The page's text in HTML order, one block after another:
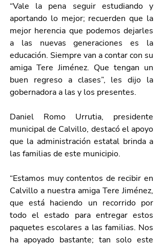
“Vale la pena seguir estudiando y
aportando lo mejor; recuerden que la
mejor herencia que podemos dejarles
a las nuevas generaciones es la
educación. Siempre van a contar con su
amiga Tere Jiménez. Que tengan un
buen regreso a clases”, les dijo la
gobernadora a las y los presentes.
Daniel Romo Urrutia, presidente
municipal de Calvillo, destacó el apoyo
que la administración estatal brinda a
las familias de este municipio.
“Estamos muy contentos de recibir en
Calvillo a nuestra amiga Tere Jiménez,
que está haciendo un recorrido por
todo el estado para entregar estos
paquetes escolares a las familias. Nos
ha apoyado bastante; tan solo este